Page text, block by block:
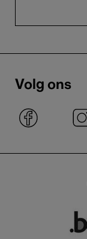
Volg ons